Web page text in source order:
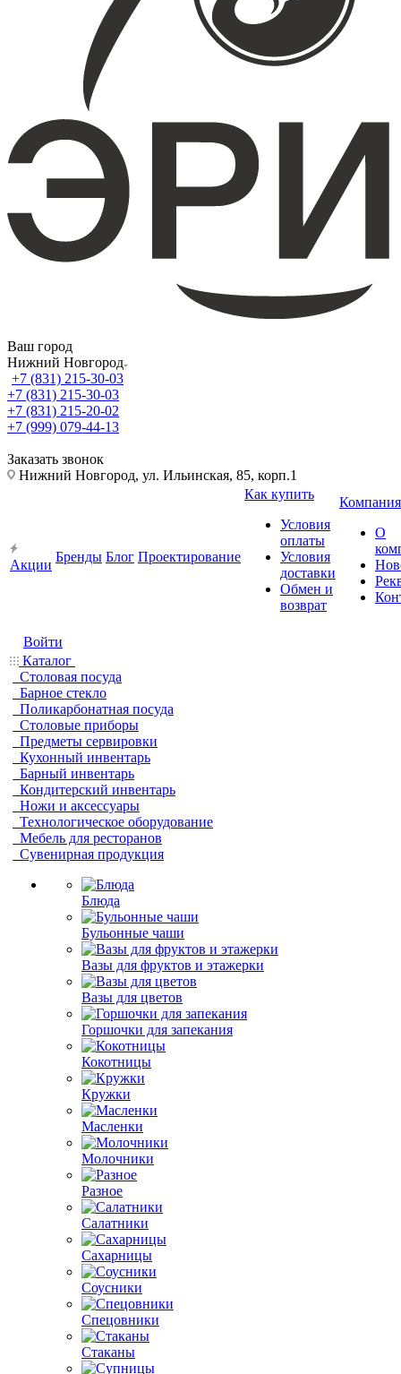
Ваш город
Нижний Новгород
+7 (831) 215-30-03
+7 (831) 215-30-03
+7 (831) 215-20-02
+7 (999) 079-44-13
Заказать звонок
Нижний Новгород, ул. Ильинская, 85, корп.1
Акции
Бренды Блог Проектирование
Как купить
Условия
оплаты
Условия
доставки
Обмен и
возврат
Компания
О
Войти
Каталог
Столовая посуда
Барное стекло
Поликарбонатная посуда
Столовые приборы
Предметы сервировки
Кухонный инвентарь
Барный инвентарь
Кондитерский инвентарь
Ножи и аксессуары
Технологическое оборудование
Мебель для ресторанов
Сувенирная продукция
Блюда
Бульонные чаши
Вазы для фруктов и этажерки
Вазы для цветов
Горшочки для запекания
Кокотницы
Кружки
Масленки
Молочники
Разное
Салатники
Сахарницы
Соусники
Спецовники
Стаканы